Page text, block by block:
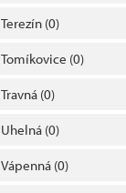
Terezín (0)
Tomíkovice (0)
Travná (0)
Uhelná (0)
Vápenná (0)